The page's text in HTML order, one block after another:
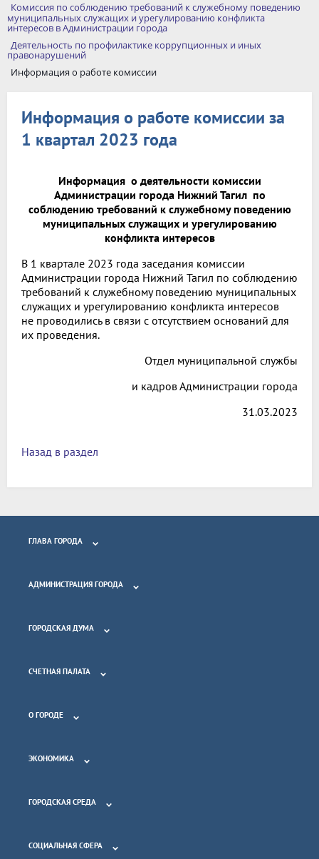
Комиссия по соблюдению требований к служебному поведению
муниципальных служащих и урегулированию конфликта
интересов в Администрации города
Деятельность по профилактике коррупционных и иных
правонарушений
Информация о работе комиссии
Информация о работе комиссии за
1 квартал 2023 года
Информация о деятельности комиссии
Администрации города Нижний Тагил по
соблюдению требований к служебному поведению
муниципальных служащих и урегулированию
конфликта интересов
В 1 квартале 2023 года заседания комиссии
Администрации города Нижний Тагил по соблюдению
требований к служебному поведению муниципальных
служащих и урегулированию конфликта интересов
не проводились в связи с отсутствием оснований для
их проведения.
Отдел муниципальной службы
и кадров Администрации города
31.03.2023
Назад в раздел
ГЛАВА ГОРОДА
АДМИНИСТРАЦИЯ ГОРОДА
ГОРОДСКАЯ ДУМА
СЧЕТНАЯ ПАЛАТА
О ГОРОДЕ
ЭКОНОМИКА
ГОРОДСКАЯ СРЕДА
СОЦИАЛЬНАЯ СФЕРА